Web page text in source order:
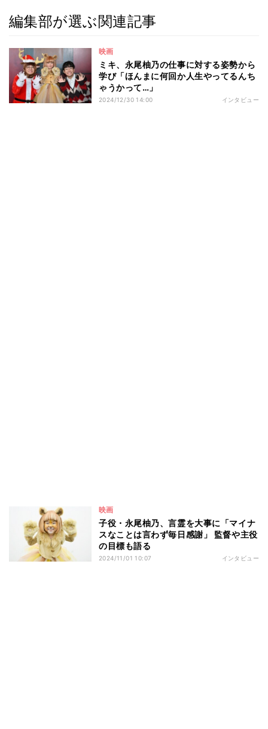
編集部が選ぶ関連記事
映画
ミキ、永尾柚乃の仕事に対する姿勢から
学び「ほんまに何回か人生やってるんち
ゃうかって…」
2024/12/30 14:00 インタビュー
映画
子役・永尾柚乃、言霊を大事に「マイナ
スなことは言わず毎日感謝」 監督や主役
の目標も語る
2024/11/01 10:07 インタビュー